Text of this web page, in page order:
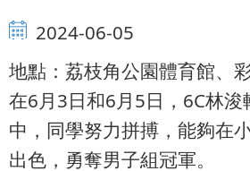
2024-06-05
地點：荔枝角公園體育館、
在6月3日和6月5日，6C林
中，同學努力拼搏，能夠在
出色，勇奪男子組冠軍。